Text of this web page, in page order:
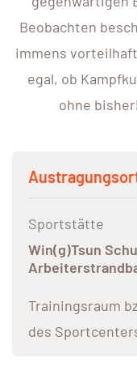
Beobachten
immens
egal, ob
ohne
Sportstätte
Win(g)Tsun
Trainingsraum
des